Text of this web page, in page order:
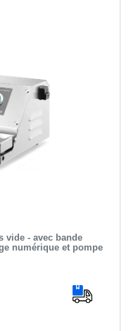
vide - avec bande
numérique et pompe